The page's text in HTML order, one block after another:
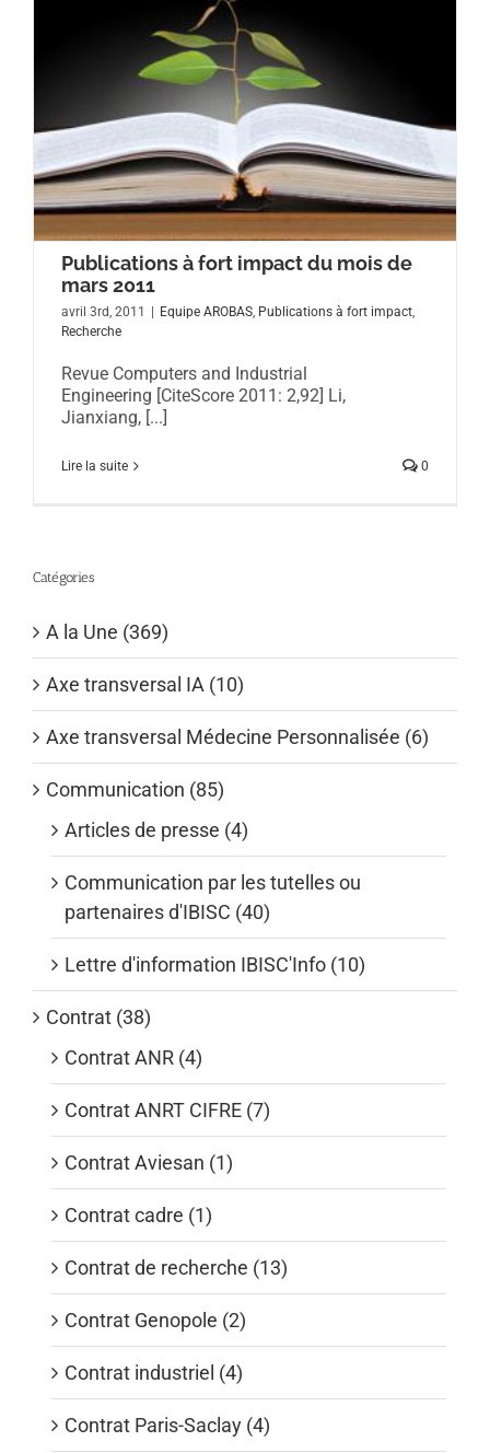
Publications à fort impact du mois de
mars 2011
avril 3rd, 2011 Equipe AROBAS, Publications à fort impact,
Recherche
Revue Computers and Industrial
Engineering [CiteScore 2011: 2,92] Li,
Jianxiang, [...]
Lire la suite 0
Catégories
A la Une (369)
Axe transversal IA (10)
Axe transversal Médecine Personnalisée (6)
Communication (85)
Articles de presse (4)
Communication par les tutelles ou
partenaires d'IBISC (40)
Lettre d'information IBISC'Info (10)
Contrat (38)
Contrat ANR (4)
Contrat ANRT CIFRE (7)
Contrat Aviesan (1)
Contrat cadre (1)
Contrat de recherche (13)
Contrat Genopole (2)
Contrat industriel (4)
Contrat Paris-Saclay (4)